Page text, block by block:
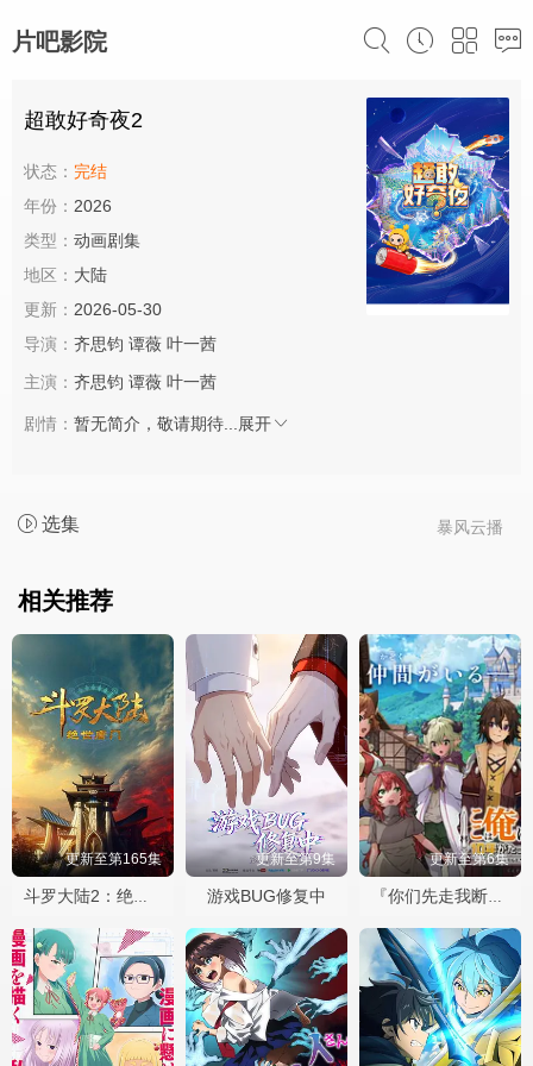
片吧影院
超敢好奇夜2
状态： 完结
年份： 2026
类型： 动画剧集
地区： 大陆
更新： 2026-05-30
导演： 齐思钧 谭薇 叶一茜
主演： 齐思钧 谭薇 叶一茜
剧情： 暂无简介，敬请期待... 展开
暴风云播
选集
相关推荐
更新至第165集
斗罗大陆2：绝世唐门2023
更新至第9集
游戏BUG修复中
更新至第6集
『你们先走我断后』，于是10年后我成为了传说